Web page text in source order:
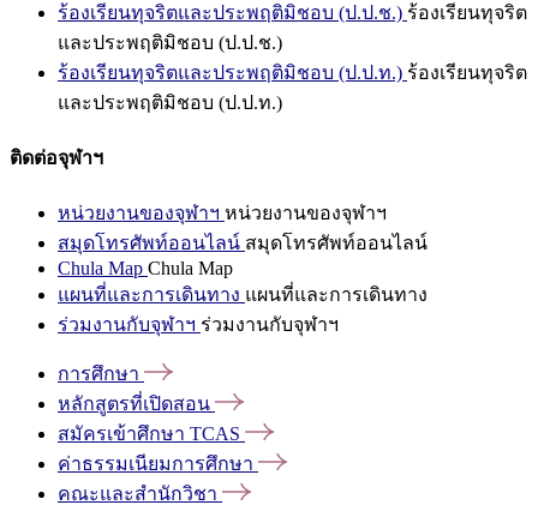
ร้องเรียนทุจริตและประพฤติมิชอบ (ป.ป.ช.) ร้องเรียนทุจริต
และประพฤติมิชอบ (ป.ป.ช.)
ร้องเรียนทุจริตและประพฤติมิชอบ (ป.ป.ท.) ร้องเรียนทุจริต
และประพฤติมิชอบ (ป.ป.ท.)
ติดต่อจุฬาฯ
หน่วยงานของจุฬาฯ หน่วยงานของจุฬาฯ
สมุดโทรศัพท์ออนไลน์ สมุดโทรศัพท์ออนไลน์
Chula Map Chula Map
แผนที่และการเดินทาง แผนที่และการเดินทาง
ร่วมงานกับจุฬาฯ ร่วมงานกับจุฬาฯ
การศึกษา
หลักสูตรที่เปิดสอน
สมัครเข้าศึกษา TCAS
ค่าธรรมเนียมการศึกษา
คณะและสำนักวิชา